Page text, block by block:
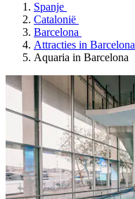
Spanje
Catalonië
Barcelona
Attracties in Barcelona
Aquaria in Barcelona